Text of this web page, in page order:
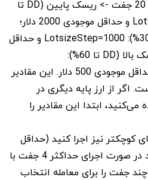
هنگام استفاده از همه 20 جفت -> ریسک پایین (DD تا
15%): LotsizeStep=2000 و حداقل موجودی 2000 دلار؛
ریسک متوسط (DD تا 30%): LotsizeStep=1000 و حداقل
موجودی 1000 دلار؛ ریسک بالا (DD تا 60%):
LotsizeStep=500 و حداقل موجودی 500 دلار. این مقادیر
اگر از ارز پایه دیگری در
ابتدا این مقادیر را
کوچکتر نیز اجرا کنید (حداقل
150 دلار توصیه می‌شود در صورت اجرای حداکثر 4 جفت با
جفت را برای معامله انتخاب